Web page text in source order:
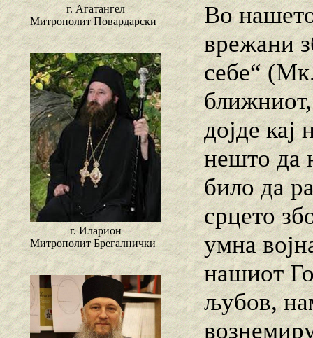
г. Агатангел
Митрополит Повардарски
г. Иларион
Митрополит Брегалнички
Во
врежани
себе“
дојде кај
нешто да
било да
срцето
умна
нашиот
љубов,